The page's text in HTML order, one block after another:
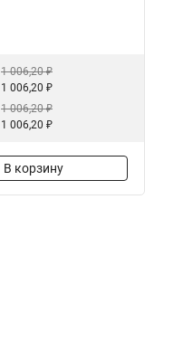
1 006,20 ₽
1 006,20 ₽
1 006,20 ₽
1 006,20 ₽
В корзину